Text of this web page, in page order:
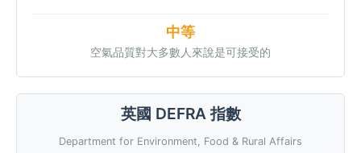
中等
空氣品質對大多數人來說是可接受的
英國 DEFRA 指數
Department for Environment, Food & Rural Affairs